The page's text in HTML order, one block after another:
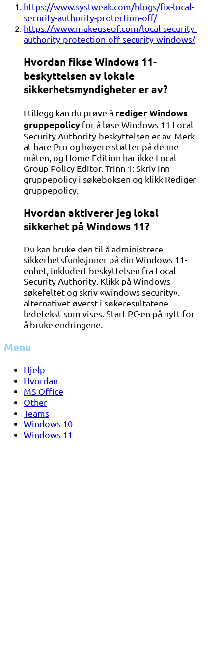
https://www.systweak.com/blogs/fix-local-
security-authority-protection-off/
https://www.makeuseof.com/local-security-
authority-protection-off-security-windows/
Hvordan fikse Windows 11-
beskyttelsen av lokale
sikkerhetsmyndigheter er av?
I tillegg kan du prøve å rediger Windows
gruppepolicy for å løse Windows 11 Local
Security Authority-beskyttelsen er av. Merk
at bare Pro og høyere støtter på denne
måten, og Home Edition har ikke Local
Group Policy Editor. Trinn 1: Skriv inn
gruppepolicy i søkeboksen og klikk Rediger
gruppepolicy.
Hvordan aktiverer jeg lokal
sikkerhet på Windows 11?
Du kan bruke den til å administrere
sikkerhetsfunksjoner på din Windows 11-
enhet, inkludert beskyttelsen fra Local
Security Authority. Klikk på Windows-
søkefeltet og skriv «windows security».
alternativet øverst i søkeresultatene.
ledetekst som vises. Start PC-en på nytt for
å bruke endringene.
Menu
Hjelp
Hvordan
MS Office
Other
Teams
Windows 10
Windows 11